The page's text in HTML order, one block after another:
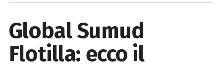
Global Sumud
Flotilla: ecco il